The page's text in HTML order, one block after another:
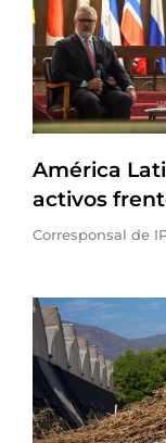
América
activos
Corresponsal de